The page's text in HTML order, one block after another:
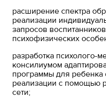
расширение спектра
реализации
запросов
психофизических
разработка психолого-
консилиумом
программы для
реализации с помощью
сети;